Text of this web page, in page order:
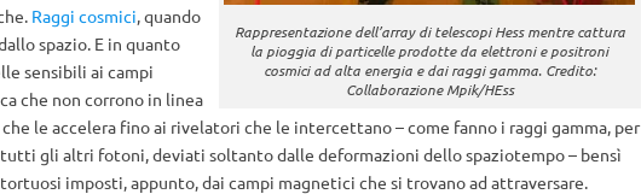
Rappresentazione dell’array di telescopi Hess mentre cattura
la pioggia di particelle prodotte da elettroni e positroni
cosmici ad alta energia e dai raggi gamma. Credito:
Collaborazione Mpik/HEss
Raggi cosmici, quando
spazio. E in quanto
sensibili ai campi
che non corrono in linea
le accelera fino ai rivelatori che le intercettano – come fanno i raggi gamma, per
tutti gli altri fotoni, deviati soltanto dalle deformazioni dello spaziotempo – bensì
imposti, appunto, dai campi magnetici che si trovano ad attraversare.